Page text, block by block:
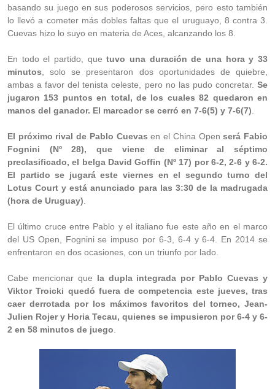
basando su juego en sus poderosos servicios, pero esto también
lo llevó a cometer más dobles faltas que el uruguayo, 8 contra 3.
Cuevas hizo lo suyo en materia de Aces, alcanzando los 8.
En todo el partido, quetuvo una duración de una hora y 33
minutos , solo se presentaron dos oportunidades de quiebre,
ambas a favor del tenista celeste, pero no las pudo concretar. Se
jugaron 153 puntos en total, de los cuales 82 quedaron en
manos del ganador. El marcador se cerró en 7-6(5) y 7-6(7)
El próximo rival de Pablo Cuevas en el China Openserá Fabio
Fognini (Nº 28), que viene de eliminar al séptimo
preclasificado, el belga David Goffin (Nº 17) por 6-2, 2-6 y 6-2.
El partido se jugará este viernes en el segundo turno del
Lotus Court y está anunciado para las 3:30 de la madrugada
(hora de Uruguay)
El último cruce entre Pablo y el italiano fue este año en el marco
del US Open, Fognini se impuso por 6-3, 6-4 y 6-4. En 2014 se
enfrentaron en dos ocasiones, con un triunfo por lado.
Cabe mencionar que la dupla integrada por Pablo Cuevas y
Viktor Troicki quedó fuera de competencia este jueves, tras
caer derrotada por los máximos favoritos del torneo, Jean-
Julien Rojer y Horia Tecau, quienes se impusieron por 6-4 y 6-
2 en 58 minutos de juego